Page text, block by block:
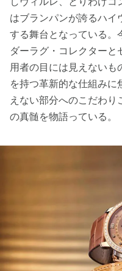
はブランパンが誇るハイ
する舞台となっている。
ダーラグ・コレクターと
用者の目には見えないも
を持つ革新的な仕組みに
えない部分へのこだわり
の真髄を物語っている。